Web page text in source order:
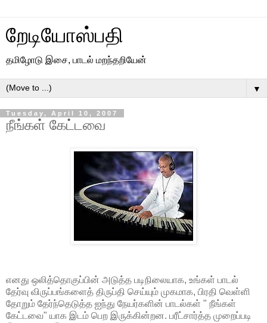
றேடியோஸ்பதி
தமிழோடு இசை, பாடல் மறந்தறியேன்
▼
Tuesday, April 10, 2007
நீங்கள் கேட்டவை
எனது ஒலித்தொகுப்பின் அடுத்த படிநிலையாக, உங்கள் பாடல்
தேர்வு விருப்பங்களைத் திருப்தி செய்யும் முகமாக, பிரதி வெள்ளி
தோறும் தேர்ந்தெடுத்த ஐந்து நேயர்களின் பாடல்கள் " நீங்கள்
கேட்டவை" யாக இடம் பெற இருக்கின்றன. பரீட்சார்த்த முறைப்படி